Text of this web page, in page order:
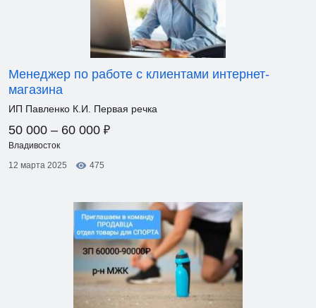
Менеджер по работе с клиентами интернет-
магазина
ИП Павленко К.И. Первая речка
50 000 – 60 000 ₽
Владивосток
12 марта 2025
475